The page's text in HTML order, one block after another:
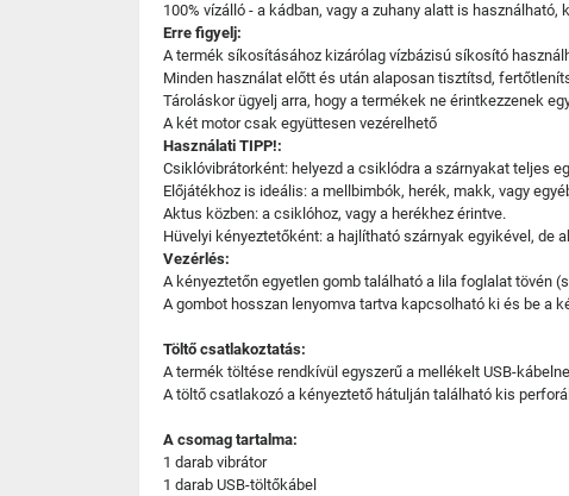
100% vízálló - a kádban, vagy a zuhany alatt is használható,
Erre figyelj:
A termék síkosításához kizárólag vízbázisú síkosító
Minden használat előtt és után alaposan tisztítsd,
Tároláskor ügyelj arra, hogy a termékek ne érintkezzenek
A két motor csak együttesen vezérelhető
Használati TIPP!:
Csiklóvibrátorként: helyezd a csiklódra a szárnyakat teljes
Előjátékhoz is ideális: a mellbimbók, herék, makk, vagy
Aktus közben: a csiklóhoz, vagy a herékhez érintve.
Hüvelyi kényeztetőként: a hajlítható szárnyak egyikével, de
Vezérlés:
A kényeztetőn egyetlen gomb található a lila foglalat tövén
A gombot hosszan lenyomva tartva kapcsolható ki és be a
Töltő csatlakoztatás:
A termék töltése rendkívül egyszerű a mellékelt USB-
A töltő csatlakozó a kényeztető hátulján található kis
A csomag tartalma:
1 darab vibrátor
1 darab USB-töltőkábel